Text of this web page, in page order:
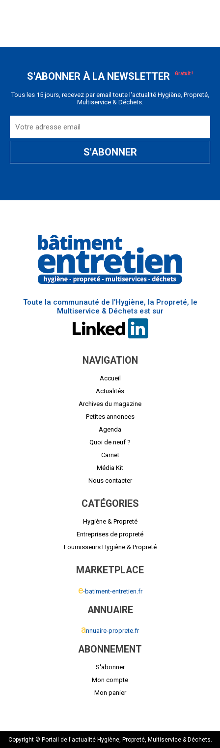
S'ABONNER À LA NEWSLETTER
Tous les 15 jours, recevez par email toute l'actualité Hygiène, Propreté,
Multiservice & Déchets.
Toute la communauté de l'Hygiène, la Propreté, le
Multiservice & Déchets est sur
NAVIGATION
Accueil
Actualités
Archives du magazine
Petites annonces
Agenda
Quoi de neuf ?
Carnet
Média Kit
Nous contacter
CATÉGORIES
Hygiène & Propreté
Entreprises de propreté
Fournisseurs Hygiène & Propreté
MARKETPLACE
e-batiment-entretien.fr
ANNUAIRE
annuaire-proprete.fr
ABONNEMENT
S'abonner
Mon compte
Mon panier
Copyright © Portail de l'actualité Hygiène, Propreté, Multiservice & Déchets.